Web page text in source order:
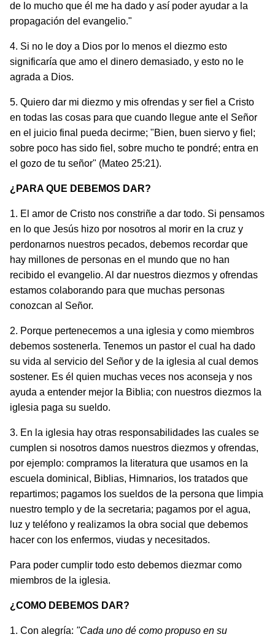
de lo mucho que él me ha dado y así poder ayudar a la
propagación del evangelio."
4. Si no le doy a Dios por lo menos el diezmo esto
significaría que amo el dinero demasiado, y esto no le
agrada a Dios.
5. Quiero dar mi diezmo y mis ofrendas y ser fiel a Cristo
en todas las cosas para que cuando llegue ante el Señor
en el juicio final pueda decirme; "Bien, buen siervo y fiel;
sobre poco has sido fiel, sobre mucho te pondré; entra en
el gozo de tu señor" (Mateo 25:21).
¿PARA QUE DEBEMOS DAR?
1. El amor de Cristo nos constriñe a dar todo. Si pensa­mos
en lo que Jesús hizo por nosotros al morir en la cruz y
perdonarnos nuestros pecados, debemos recordar que
hay millones de personas en el mundo que no han
recibido el evangelio. Al dar nuestros diezmos y ofrendas
estamos colabo­rando para que muchas personas
conozcan al Señor.
2. Porque pertenecemos a una iglesia y como miembros
debemos sostenerla. Tenemos un pastor el cual ha dado
su vida al servicio del Señor y de la iglesia al cual demos
sostener. Es él quien muchas veces nos aconseja y nos
ayuda a entender mejor la Biblia; con nuestros diezmos la
iglesia paga su sueldo.
3. En la iglesia hay otras responsabilidades las cuales se
cumplen si nosotros damos nuestros diezmos y ofrendas,
por ejemplo: compramos la literatura que usamos en la
escuela dominical, Biblias, Himnarios, los tratados que
repartimos; pagamos los sueldos de la persona que limpia
nuestro templo y de la secretaria; pagamos por el agua,
luz y teléfono y realizamos la obra social que debemos
hacer con los enfermos, viudas y necesitados.
Para poder cumplir todo esto debemos diezmar como
miembros de la iglesia.
¿COMO DEBEMOS DAR?
1. Con alegría: "Cada uno dé como propuso en su